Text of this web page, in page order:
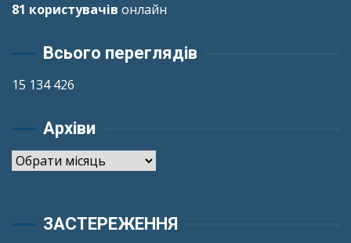
81 користувачів онлайн
Всього переглядів
15 134 426
Архіви
Архіви
ЗАСТЕРЕЖЕННЯ